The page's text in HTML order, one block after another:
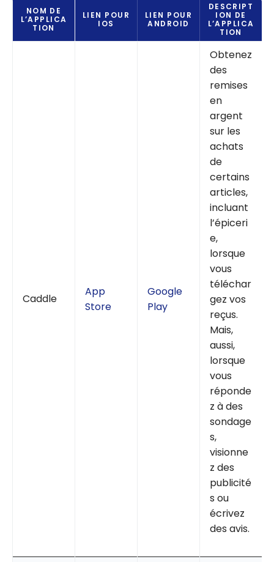
NOM DE
L’APPLICA
TION
LIEN POUR
IOS
LIEN POUR
ANDROID
DESCRIPT
ION DE
L’APPLICA
TION
Caddle
App
Store
Google
Play
Obtenez
des
remises
en
argent
sur les
achats
de
certains
articles,
incluant
l’épiceri
e,
lorsque
vous
téléchar
gez vos
reçus.
Mais,
aussi,
lorsque
vous
réponde
z à des
sondage
s,
visionne
z des
publicité
s ou
écrivez
des avis.